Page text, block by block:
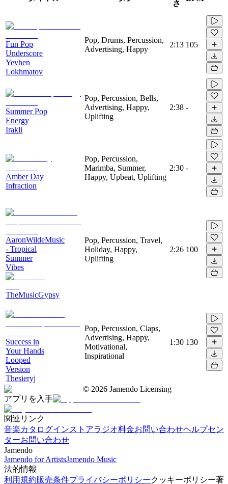
さ
Fun Pop
Underscore
Yevhen
Lokhmatov
Pop, Drums, Percussion,
Advertising, Happy
2:13 105
Summer Pop
Energy
Irakli
Pop, Percussion, Bells,
Advertising, Happy,
Uplifting
2:38 -
Amber Day
Infraction
Pop, Percussion,
Marimba, Summer,
Happy, Upbeat, Uplifting
2:30 -
AaronWildeMusic
- Tropical
Summer
Vibes
TheMusicGypsy
Pop, Percussion, Travel,
Holiday, Happy,
Uplifting
2:26 100
Success in
Your Hands
Looped
Version
Thesieryj
Pop, Percussion, Claps,
Advertising, Happy,
Motivational,
Inspirational
1:30 130
© 2026 Jamendo Licensing
アプリを入手
関連リンク
音楽カタログインストアラジオ料金お問い合わせヘルプセン
ターお問い合わせ
Jamendo
Jamendo for ArtistsJamendo Music
法的情報
利用規約販売条件プライバシーポリシークッキーポリシー著